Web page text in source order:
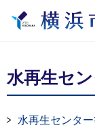
水再生セ
水再生センタ